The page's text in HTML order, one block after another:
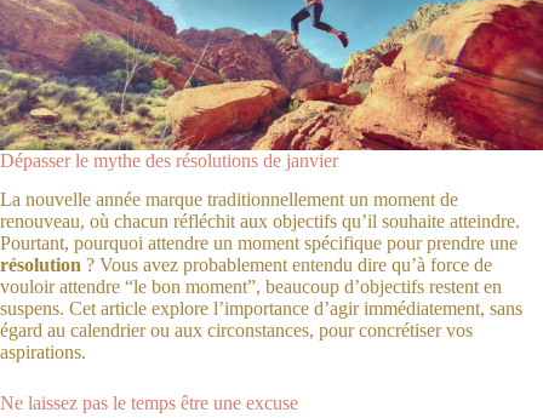
Dépasser le mythe des résolutions de janvier
La nouvelle année marque traditionnellement un moment de
renouveau, où chacun réfléchit aux objectifs qu’il souhaite atteindre.
Pourtant, pourquoi attendre un moment spécifique pour prendre une
résolution ? Vous avez probablement entendu dire qu’à force de
vouloir attendre “le bon moment”, beaucoup d’objectifs restent en
suspens. Cet article explore l’importance d’agir immédiatement, sans
égard au calendrier ou aux circonstances, pour concrétiser vos
aspirations.
Ne laissez pas le temps être une excuse